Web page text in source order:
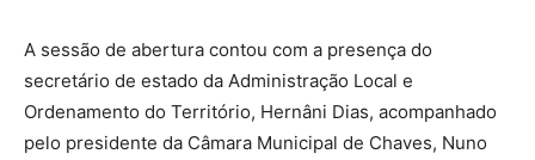
A sessão de abertura contou com a presença do
secretário de estado da Administração Local e
Ordenamento do Território, Hernâni Dias, acompanhado
pelo presidente da Câmara Municipal de Chaves, Nuno